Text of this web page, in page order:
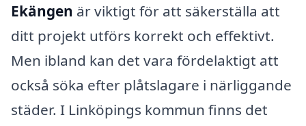
Ekängen är viktigt för att säkerställa att
ditt projekt utförs korrekt och effektivt.
Men ibland kan det vara fördelaktigt att
också söka efter plåtslagare i närliggande
städer. I Linköpings kommun finns det